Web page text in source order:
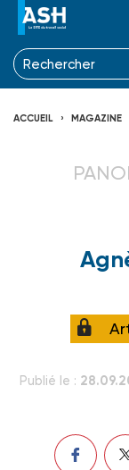
ACCUEIL MAGAZINE
Publié le :